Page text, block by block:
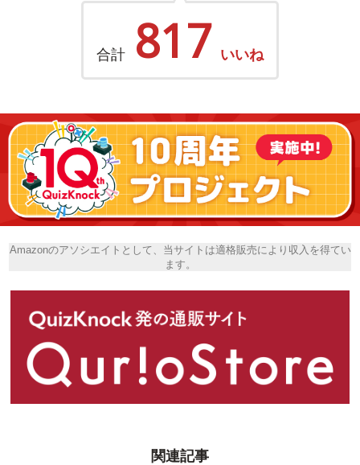
合計 817 いいね
Amazonのアソシエイトとして、当サイトは適格販売により収入を得てい
ます。
関連記事